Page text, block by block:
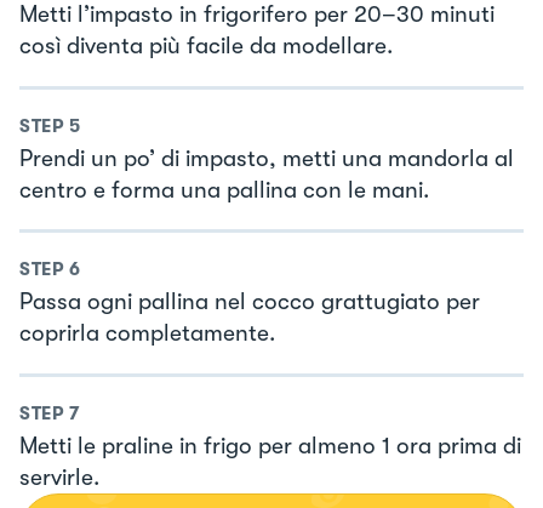
Metti l’impasto in frigorifero per 20–30 minuti
così diventa più facile da modellare.
STEP 5
Prendi un po’ di impasto, metti una mandorla al
centro e forma una pallina con le mani.
STEP 6
Passa ogni pallina nel cocco grattugiato per
coprirla completamente.
STEP 7
Metti le praline in frigo per almeno 1 ora prima di
servirle.